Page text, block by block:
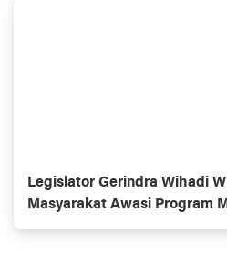
Legislator Gerindra Wihadi
Masyarakat Awasi Program
agar Tepat Sasaran